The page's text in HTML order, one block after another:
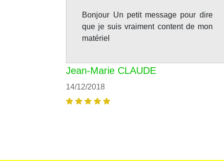
Bonjour Un petit message pour dire
que je suis vraiment content de mon
matériel
Jean-Marie CLAUDE
14/12/2018